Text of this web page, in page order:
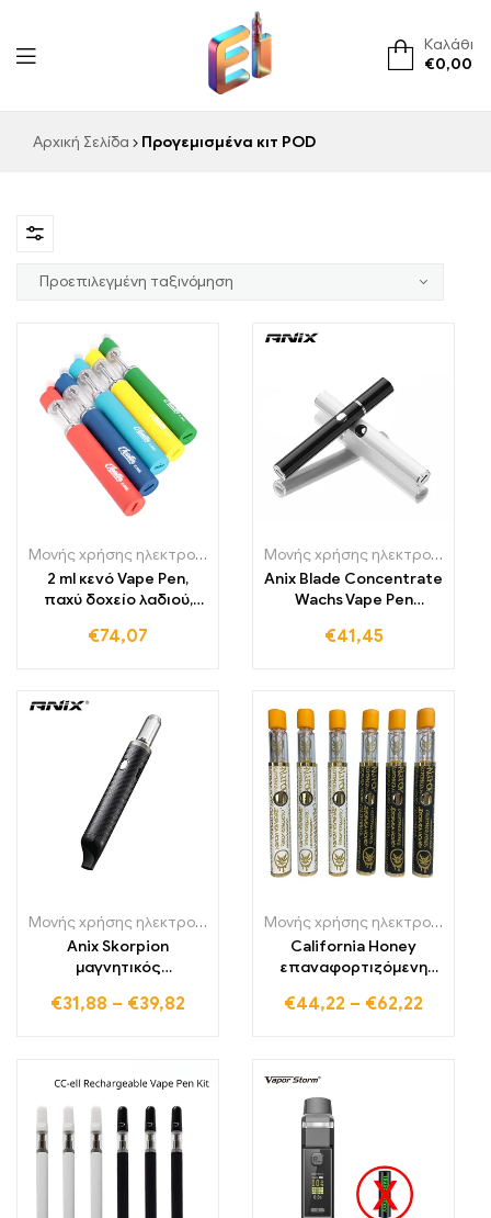
ElementVape.de
Καλάθι
€0,00
Αρχική Σελίδα Προγεμισμένα κιτ POD
Μονής χρήσης ηλεκτρονικά τσιγάρα ,Μιας χρήσης ηλεκτρονικά
2 ml κενό Vape Pen,
παχύ δοχείο λαδιού,
ατμοποιητής
€74,07
Μονής χρήσης ηλεκτρονικά τσιγάρα Πολωνία
Anix Blade Concentrate
Wachs Vape Pen
€41,45
Μονής χρήσης ηλεκτρονικά τσιγάρα Πολωνία ,Μονής χρήσης
Anix Skorpion
μαγνητικός
Vape Pen Kit
€31,88 – €39,82
Μονής χρήσης ηλεκτρονικά τσιγάρα Πολωνία
California Honey
επαναφορτιζόμενη
ασφάλεια
€44,22 – €62,22